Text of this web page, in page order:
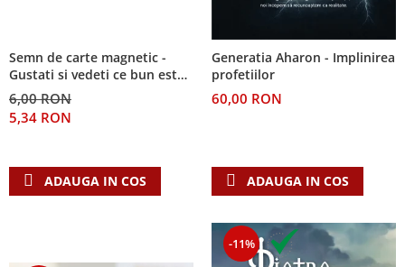
Semn de carte magnetic -
Gustati si vedeti ce bun este
Domnul!
6,00 RON
5,34 RON
ADAUGA IN COS
Generatia Aharon - Implinirea
profetiilor
60,00 RON
ADAUGA IN COS
-11%